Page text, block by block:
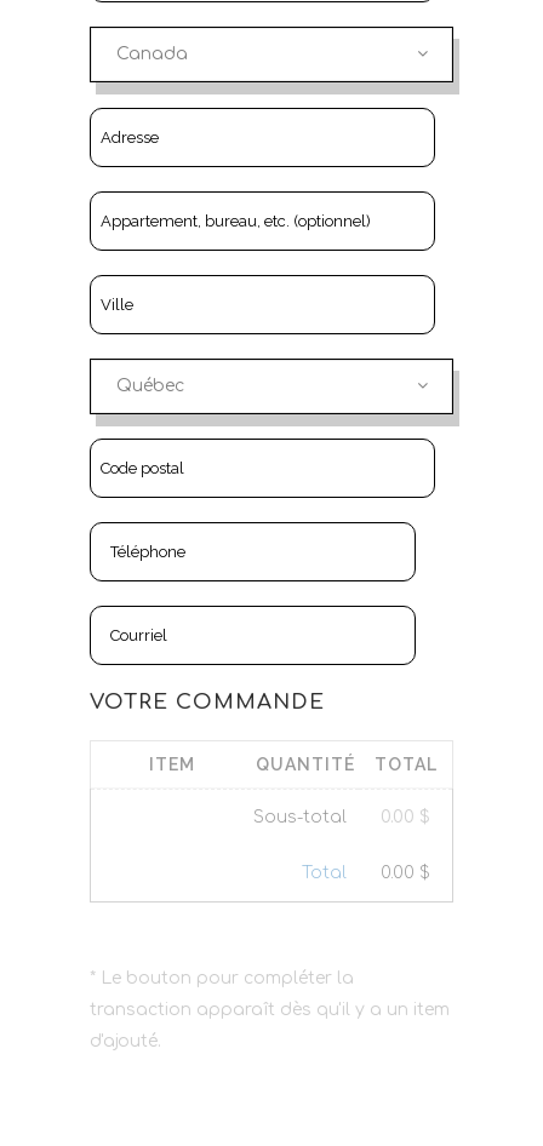
Canada
Québec
VOTRE COMMANDE
ITEM QUANTITÉ TOTAL
Sous-total 0.00 $
Total 0.00 $
* Le bouton pour compléter la
transaction apparaît dès qu'il y a un item
d'ajouté.